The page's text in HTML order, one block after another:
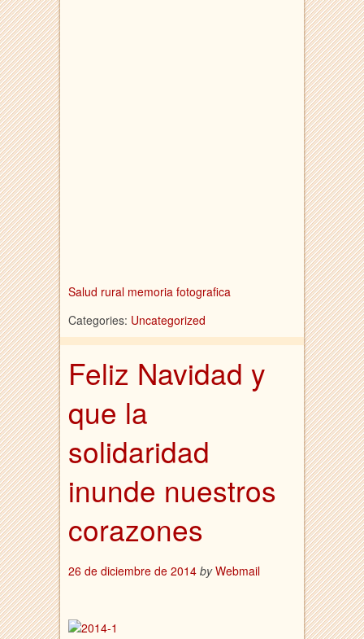
Salud rural memoria fotografica
Categories: Uncategorized
Feliz Navidad y
que la
solidaridad
inunde nuestros
corazones
26 de diciembre de 2014 by Webmail